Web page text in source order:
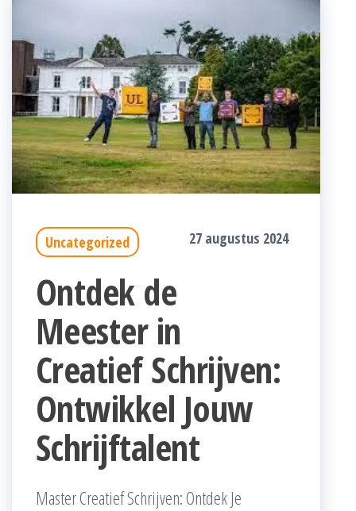
Uncategorized 27 augustus 2024
Ontdek de
Meester in
Creatief Schrijven:
Ontwikkel Jouw
Schrijftalent
Master Creatief Schrijven: Ontdek Je